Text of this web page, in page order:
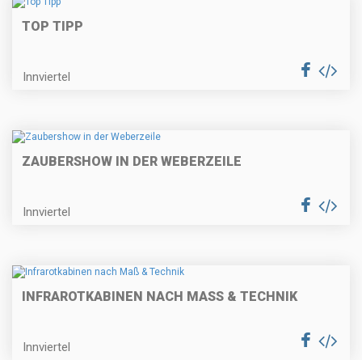
TOP TIPP
Innviertel
ZAUBERSHOW IN DER WEBERZEILE
Innviertel
INFRAROTKABINEN NACH MASS & TECHNIK
Innviertel